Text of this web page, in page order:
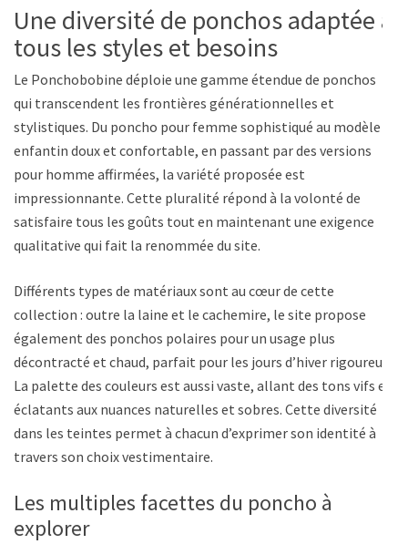
Une diversité de ponchos adaptée à
tous les styles et besoins
Le Ponchobobine déploie une gamme étendue de ponchos
qui transcendent les frontières générationnelles et
stylistiques. Du poncho pour femme sophistiqué au modèle
enfantin doux et confortable, en passant par des versions
pour homme affirmées, la variété proposée est
impressionnante. Cette pluralité répond à la volonté de
satisfaire tous les goûts tout en maintenant une exigence
qualitative qui fait la renommée du site.
Différents types de matériaux sont au cœur de cette
collection : outre la laine et le cachemire, le site propose
également des ponchos polaires pour un usage plus
décontracté et chaud, parfait pour les jours d’hiver rigoureux.
La palette des couleurs est aussi vaste, allant des tons vifs et
éclatants aux nuances naturelles et sobres. Cette diversité
dans les teintes permet à chacun d’exprimer son identité à
travers son choix vestimentaire.
Les multiples facettes du poncho à
explorer